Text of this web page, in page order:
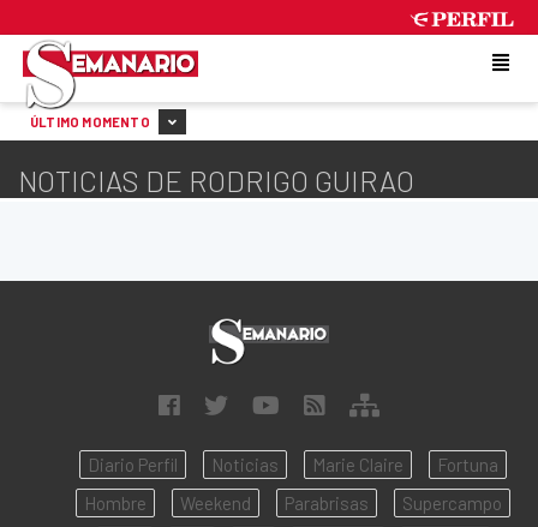
ÚLTIMO MOMENTO
NOTICIAS DE RODRIGO GUIRAO
Diario Perfil Noticias Marie Claire
Fortuna
Hombre
Weekend Parabrisas
Supercampo